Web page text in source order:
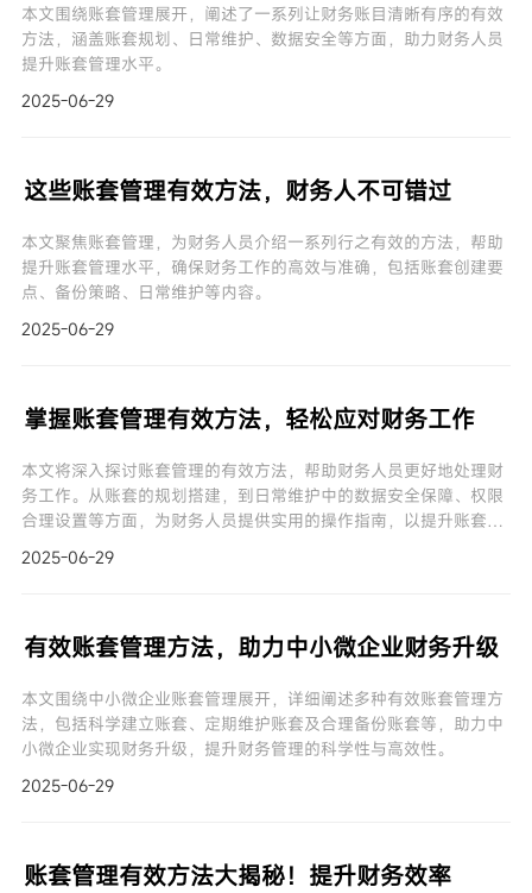
本文围绕账套管理展开，阐述了一系列让财务账目清晰有序的有效
方法，涵盖账套规划、日常维护、数据安全等方面，助力财务人员
提升账套管理水平。
2025-06-29
这些账套管理有效方法，财务人不可错过
本文聚焦账套管理，为财务人员介绍一系列行之有效的方法，帮助
提升账套管理水平，确保财务工作的高效与准确，包括账套创建要
点、备份策略、日常维护等内容。
2025-06-29
掌握账套管理有效方法，轻松应对财务工作
本文将深入探讨账套管理的有效方法，帮助财务人员更好地处理财
务工作。从账套的规划搭建，到日常维护中的数据安全保障、权限
合理设置等方面，为财务人员提供实用的操作指南，以提升账套管
2025-06-29
有效账套管理方法，助力中小微企业财务升级
本文围绕中小微企业账套管理展开，详细阐述多种有效账套管理方
法，包括科学建立账套、定期维护账套及合理备份账套等，助力中
小微企业实现财务升级，提升财务管理的科学性与高效性。
2025-06-29
账套管理有效方法大揭秘！提升财务效率